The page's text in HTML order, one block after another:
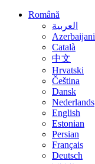
Română
العربية
Azerbaijani
Català
中文
Hrvatski
Čeština
Dansk
Nederlands
English
Estonian
Persian
Français
Deutsch